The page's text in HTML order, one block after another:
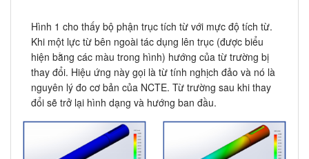
Hình 1 cho thấy bộ phận trục tích từ với mực độ tích từ.
Khi một lực từ bên ngoài tác dụng lên trục (được biểu
hiện bằng các màu trong hình) hướng của từ trường bị
thay đổi. Hiệu ứng này gọi là từ tính nghịch đảo và nó là
nguyên lý đo cơ bản của NCTE. Từ trường sau khi thay
đổi sẽ trở lại hình dạng và hướng ban đầu.